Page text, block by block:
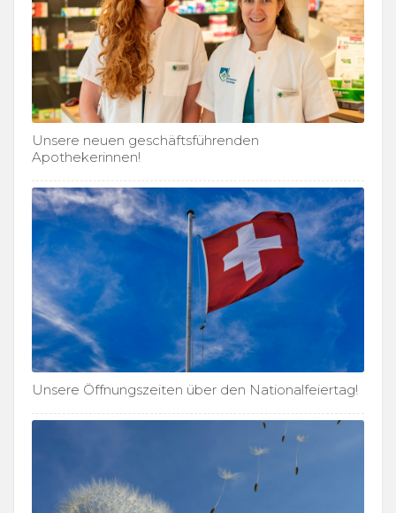
Unsere neuen geschäftsführenden
Apothekerinnen!
Unsere Öffnungszeiten über den Nationalfeiertag!